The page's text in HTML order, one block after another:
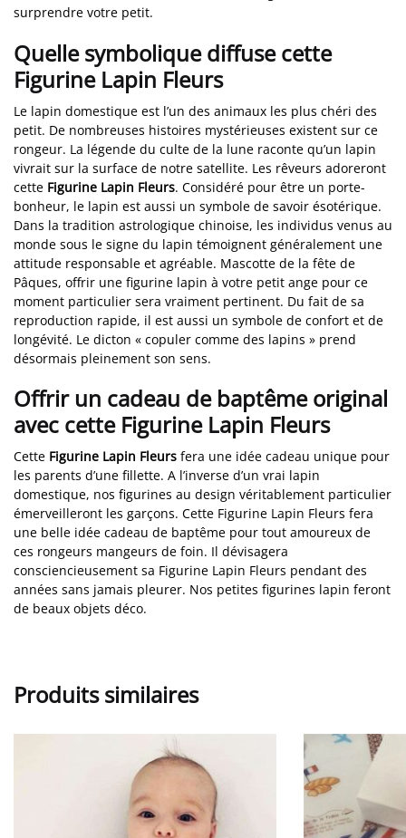
surprendre votre petit.
Quelle symbolique diffuse cette
Figurine Lapin Fleurs
Le lapin domestique est l’un des animaux les plus chéri des
petit. De nombreuses histoires mystérieuses existent sur ce
rongeur. La légende du culte de la lune raconte qu’un lapin
vivrait sur la surface de notre satellite. Les rêveurs adoreront
cette Figurine Lapin Fleurs. Considéré pour être un porte-
bonheur, le lapin est aussi un symbole de savoir ésotérique.
Dans la tradition astrologique chinoise, les individus venus au
monde sous le signe du lapin témoignent généralement une
attitude responsable et agréable. Mascotte de la fête de
Pâques, offrir une figurine lapin à votre petit ange pour ce
moment particulier sera vraiment pertinent. Du fait de sa
reproduction rapide, il est aussi un symbole de confort et de
longévité. Le dicton « copuler comme des lapins » prend
désormais pleinement son sens.
Offrir un cadeau de baptême original
avec cette Figurine Lapin Fleurs
Cette Figurine Lapin Fleurs fera une idée cadeau unique pour
les parents d’une fillette. A l’inverse d’un vrai lapin
domestique, nos figurines au design véritablement particulier
émerveilleront les garçons. Cette Figurine Lapin Fleurs fera
une belle idée cadeau de baptême pour tout amoureux de
ces rongeurs mangeurs de foin. Il dévisagera
consciencieusement sa Figurine Lapin Fleurs pendant des
années sans jamais pleurer. Nos petites figurines lapin feront
de beaux objets déco.
Produits similaires